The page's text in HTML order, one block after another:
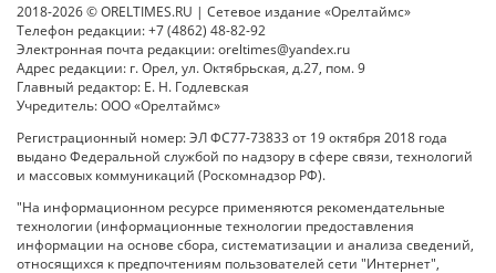
2018-2026 © ORELTIMES.RU | Сетевое издание «Орелтаймс»
Телефон редакции: +7 (4862) 48-82-92
Электронная почта редакции: oreltimes@yandex.ru
Адрес редакции: г. Орел, ул. Октябрьская, д.27, пом. 9
Главный редактор: Е. Н. Годлевская
Учредитель: ООО «Орелтаймс»
Регистрационный номер: ЭЛ ФС77-73833 от 19 октября 2018 года
выдано Федеральной службой по надзору в сфере связи, технологий
и массовых коммуникаций (Роскомнадзор РФ).
"На информационном ресурсе применяются рекомендательные
технологии (информационные технологии предоставления
информации на основе сбора, систематизации и анализа сведений,
относящихся к предпочтениям пользователей сети "Интернет",